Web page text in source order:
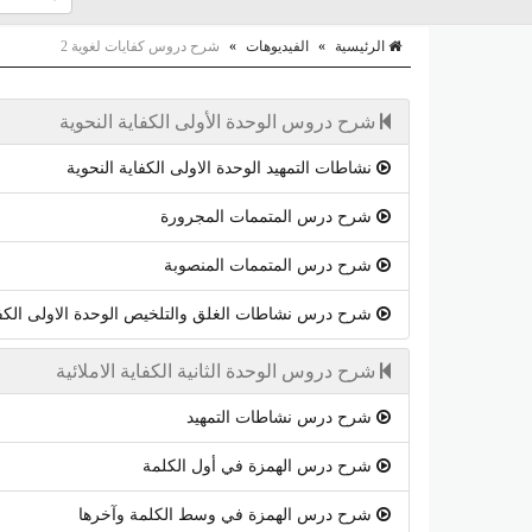
الرئيسية » الفيديوهات » شرح دروس كفايات لغوية 2
شرح دروس الوحدة الأولى الكفاية النحوية
نشاطات التمهيد الوحدة الاولى الكفاية النحوية
شرح درس المتممات المجرورة
شرح درس المتممات المنصوبة
شرح درس نشاطات الغلق والتلخيص الوحدة الاولى
شرح دروس الوحدة الثانية الكفاية الاملائية
شرح درس نشاطات التمهيد
شرح درس الهمزة في أول الكلمة
شرح درس الهمزة في وسط الكلمة وآخرها